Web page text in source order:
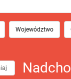
Województwo